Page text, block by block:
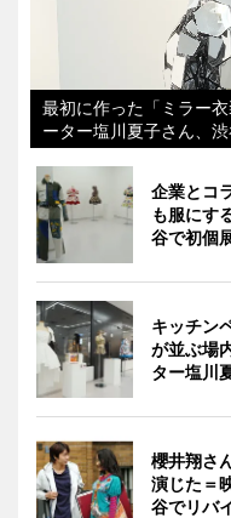
最初に作った「ミラー
ーター塩川夏子さん、
企業とコ
も服にす
谷で初個
キッチン
が並ぶ場
ター塩川
櫻井翔さ
演じた＝
谷でリバ